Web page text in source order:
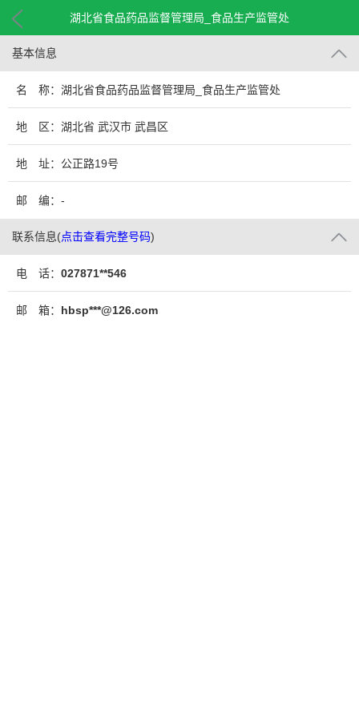
湖北省食品药品监督管理局_食品生产监管处
基本信息
名 称：湖北省食品药品监督管理局_食品生产监管处
地 区：湖北省 武汉市 武昌区
地 址：公正路19号
邮 编：-
联系信息(点击查看完整号码)
电 话： 027871**546
邮 箱： hbsp***@126.com